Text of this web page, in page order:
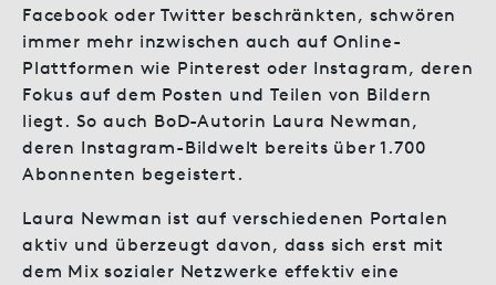
Facebook oder Twitter beschränkten, schwören
immer mehr inzwischen auch auf Online-
Plattformen wie Pinterest oder Instagram, deren
Fokus auf dem Posten und Teilen von Bildern
liegt. So auch BoD-Autorin Laura Newman,
deren Instagram-Bildwelt bereits über 1.700
Abonnenten begeistert.
Laura Newman ist auf verschiedenen Portalen
aktiv und überzeugt davon, dass sich erst mit
dem Mix sozialer Netzwerke effektiv eine